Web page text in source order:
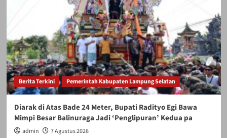
Berita Terkini Pemerintah Kabupaten Lampung Selatan
Diarak di Atas Bade 24 Meter, Bupati Radityo Egi Bawa
Mimpi Besar Balinuraga Jadi ‘Penglipuran’ Kedua pa
admin 7 Agustus 2026